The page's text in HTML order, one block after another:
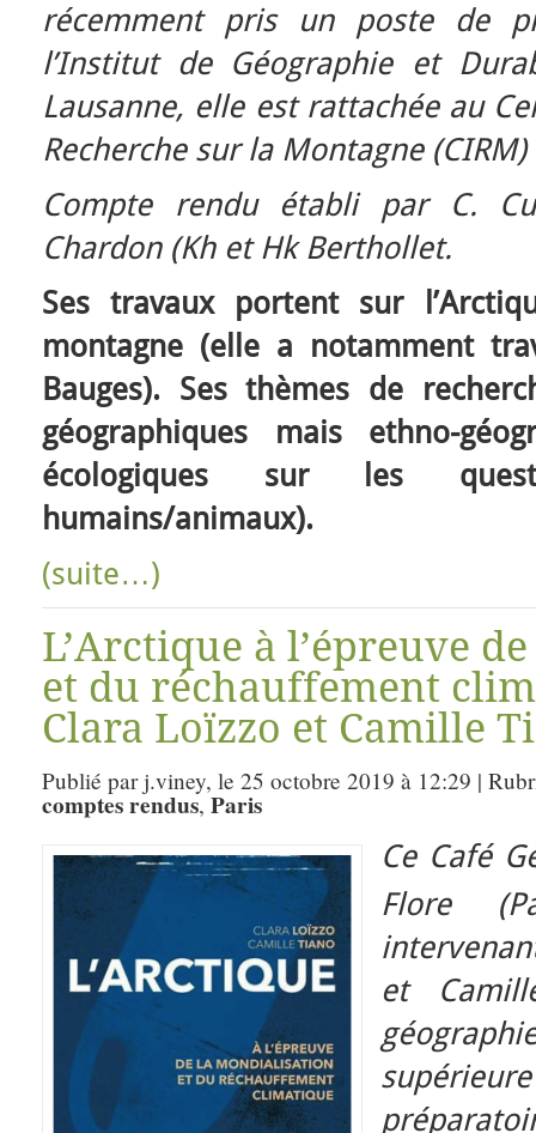
récemment pris un poste de
l’Institut de Géographie et
Lausanne, elle est rattachée au
Recherche sur la Montagne
Compte rendu établi par C.
Chardon (Kh et Hk Berthollet.
Ses travaux portent sur
montagne (elle a notamment
Bauges). Ses thèmes de
géographiques mais ethno-
écologiques sur les
humains/animaux).
(suite…)
L’Arctique à l’épreuve
et du réchauffement
Clara Loïzzo et Camille
Publié par j.viney, le 25 octobre 2019 à 12:29 |
comptes rendus, Paris
Ce Café
Flore
et